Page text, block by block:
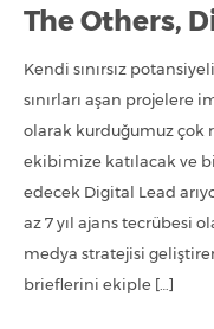
The Others,
Kendi sınırsız
sınırları aşan projelere
olarak kurduğumuz çok
ekibimize katılacak ve
edecek Digital Lead
az 7 yıl ajans tecrübesi
medya stratejisi
brieflerini ekiple […]